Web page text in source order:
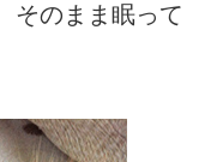
そのまま眠って